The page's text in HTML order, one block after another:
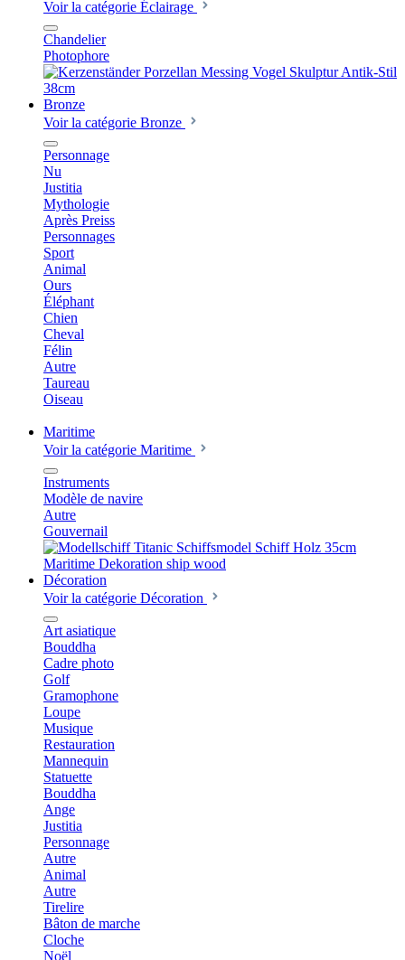
Voir la catégorie Éclairage
Chandelier
Photophore
Bronze
Voir la catégorie Bronze
Personnage
Nu
Justitia
Mythologie
Après Preiss
Personnages
Sport
Animal
Ours
Éléphant
Chien
Cheval
Félin
Autre
Taureau
Oiseau
Maritime
Voir la catégorie Maritime
Instruments
Modèle de navire
Autre
Gouvernail
Décoration
Voir la catégorie Décoration
Art asiatique
Bouddha
Cadre photo
Golf
Gramophone
Loupe
Musique
Restauration
Mannequin
Statuette
Bouddha
Ange
Justitia
Personnage
Autre
Animal
Autre
Tirelire
Bâton de marche
Cloche
Noël